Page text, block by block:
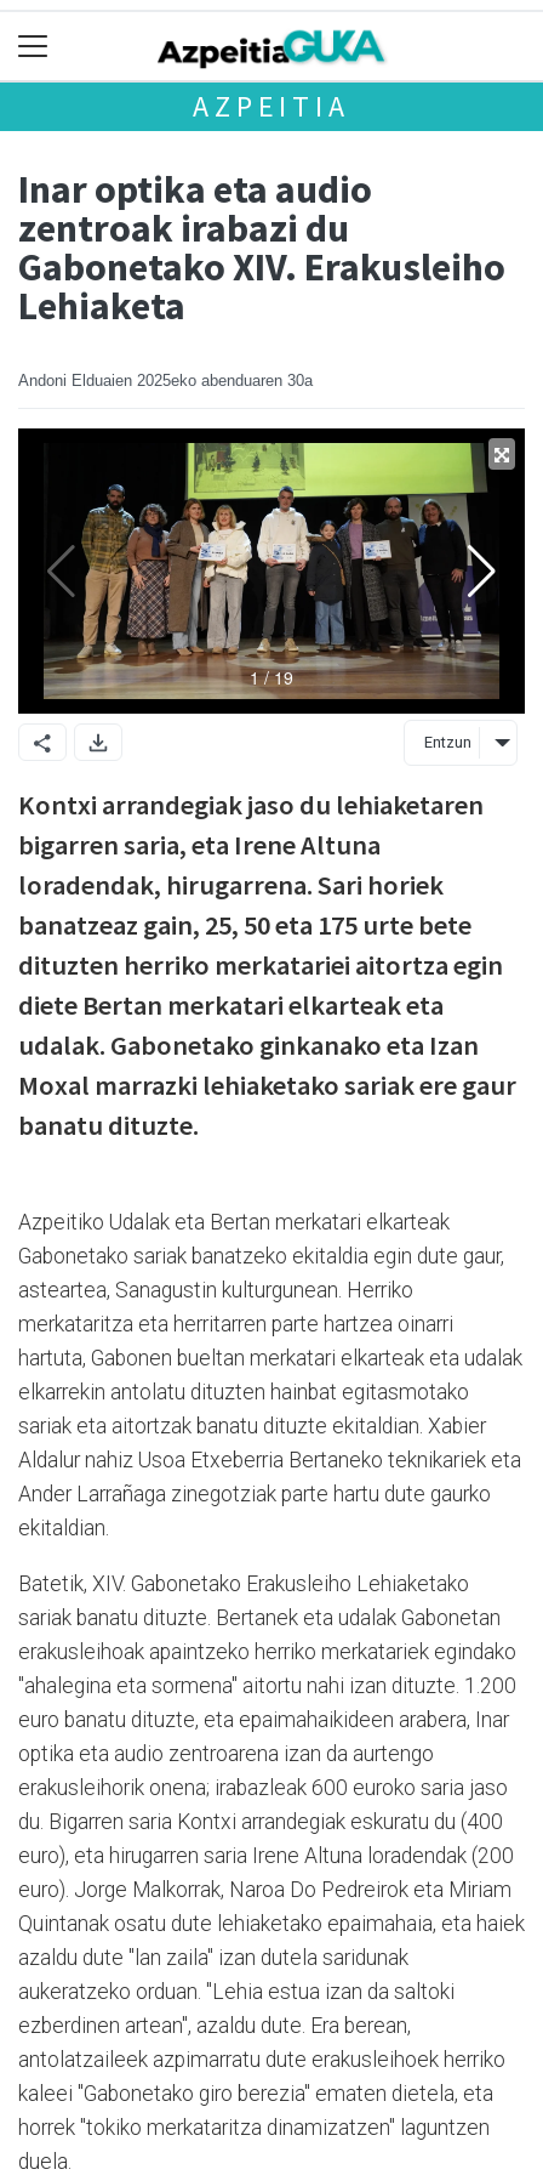
AZPEITIA
Inar optika eta audio
zentroak irabazi du
Gabonetako XIV. Erakusleiho
Lehiaketa
Andoni Elduaien 2025eko abenduaren 30a
Entzun
Kontxi arrandegiak jaso du lehiaketaren
bigarren saria, eta Irene Altuna
loradendak, hirugarrena. Sari horiek
banatzeaz gain, 25, 50 eta 175 urte bete
dituzten herriko merkatariei aitortza egin
diete Bertan merkatari elkarteak eta
udalak. Gabonetako ginkanako eta Izan
Moxal marrazki lehiaketako sariak ere gaur
banatu dituzte.
Azpeitiko Udalak eta Bertan merkatari elkarteak
Gabonetako sariak banatzeko ekitaldia egin dute gaur,
asteartea, Sanagustin kulturgunean. Herriko
merkataritza eta herritarren parte hartzea oinarri
hartuta, Gabonen bueltan merkatari elkarteak eta udalak
elkarrekin antolatu dituzten hainbat egitasmotako
sariak eta aitortzak banatu dituzte ekitaldian. Xabier
Aldalur nahiz Usoa Etxeberria Bertaneko teknikariek eta
Ander Larrañaga zinegotziak parte hartu dute gaurko
ekitaldian.
Batetik, XIV. Gabonetako Erakusleiho Lehiaketako
sariak banatu dituzte. Bertanek eta udalak Gabonetan
erakusleihoak apaintzeko herriko merkatariek egindako
"ahalegina eta sormena" aitortu nahi izan dituzte. 1.200
euro banatu dituzte, eta epaimahaikideen arabera, Inar
optika eta audio zentroarena izan da aurtengo
erakusleihorik onena; irabazleak 600 euroko saria jaso
du. Bigarren saria Kontxi arrandegiak eskuratu du (400
euro), eta hirugarren saria Irene Altuna loradendak (200
euro). Jorge Malkorrak, Naroa Do Pedreirok eta Miriam
Quintanak osatu dute lehiaketako epaimahaia, eta haiek
azaldu dute "lan zaila" izan dutela saridunak
aukeratzeko orduan. "Lehia estua izan da saltoki
ezberdinen artean", azaldu dute. Era berean,
antolatzaileek azpimarratu dute erakusleihoek herriko
kaleei "Gabonetako giro berezia" ematen dietela, eta
horrek "tokiko merkataritza dinamizatzen" laguntzen
duela.